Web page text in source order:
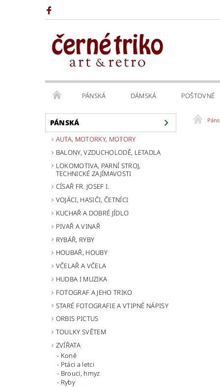
PÁNSKÁ DÁMSKÁ POŠTOVNÉ
PÁNSKÁ
AUTA, MOTORKY, MOTORY
BALONY, VZDUCHOLODĚ, LETADLA
LOKOMOTIVA, PARNÍ STROJ,
TECHNICKÉ ZAJÍMAVOSTI
CÍSAŘ FR. JOSEF I.
VOJÁCI, HASIČI, ČETNÍCI
KUCHAŘ A DOBRÉ JÍDLO
PIVAŘ A VINAŘ
RYBÁŘ, RYBY
HOUBAŘ, HOUBY
VČELAŘ A VČELA
HUDBA I MUZIKA
FOTOGRAF A JEHO TRIKO
STARÉ FOTOGRAFIE A VTIPNÉ NÁPISY
ORBIS PICTUS
TOULKY SVĚTEM
ZVÍŘATA
Koně
Ptáci a letci
Brouci, hmyz
Ryby